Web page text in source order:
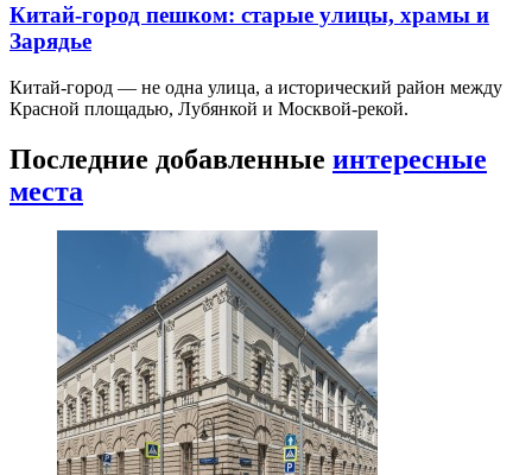
Китай-город пешком: старые улицы, храмы и
Зарядье
Китай-город — не одна улица, а исторический район между
Красной площадью, Лубянкой и Москвой-рекой.
Последние добавленные интересные
места